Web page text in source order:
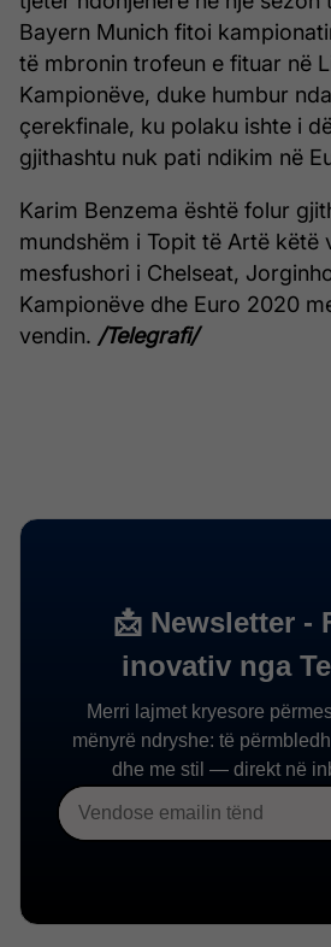
Bayern Munich fitoi
të mbronin trofeun e fituar në
Kampionëve, duke humbur
çerekfinale, ku polaku ishte i
gjithashtu nuk pati ndikim në
Karim Benzema është folur
mundshëm i Topit të Artë këtë
mesfushori i Chelseat,
Kampionëve dhe Euro 2020
vendin. /Telegrafi/